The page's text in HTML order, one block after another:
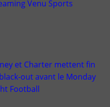
Venu Sports
et Charter mettent fin
out avant le Monday
Football